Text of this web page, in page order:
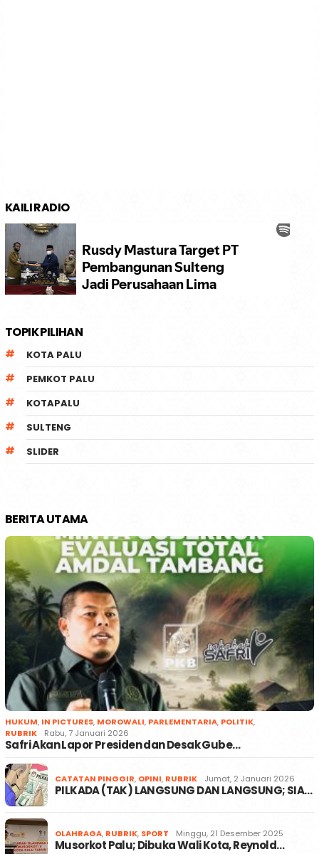
KAILI RADIO
TOPIK PILIHAN
KOTA PALU
PEMKOT PALU
KOTAPALU
SULTENG
SLIDER
BERITA UTAMA
HUKUM, IN PICTURES, MOROWALI, PARLEMENTARIA, POLITIK,
RUBRIK
Rabu, 7 Januari 2026
Safri Akan Lapor Presiden dan Desak Gube…
CATATAN PINGGIR, OPINI, RUBRIK Jumat, 2 Januari 2026
PILKADA (TAK) LANGSUNG DAN LANGSUNG; SIA…
OLAHRAGA, RUBRIK, SPORT Minggu, 21 Desember 2025
Musorkot Palu; Dibuka Wali Kota, Reynold…